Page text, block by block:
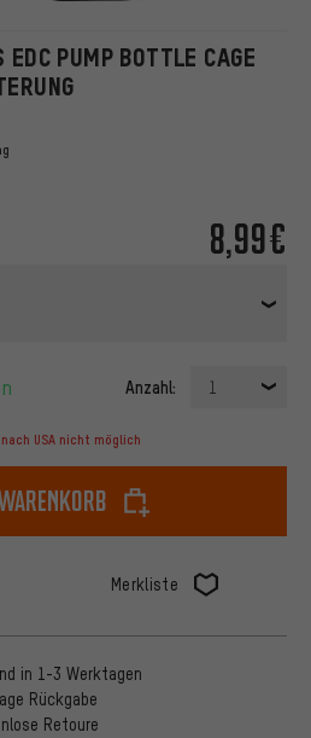
EDC PUMP BOTTLE CAGE
8,99€
Anzahl: 1
USA nicht möglich
Merkliste
in 1-3 Werktagen
Rückgabe
Retoure